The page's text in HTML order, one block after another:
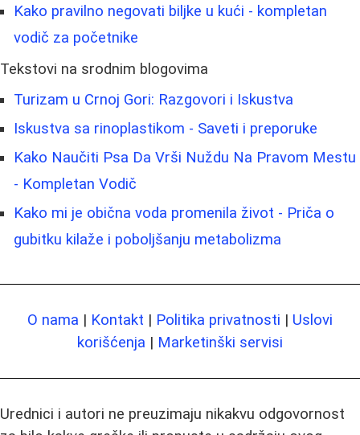
Kako pravilno negovati biljke u kući - kompletan
vodič za početnike
Tekstovi na srodnim blogovima
Turizam u Crnoj Gori: Razgovori i Iskustva
Iskustva sa rinoplastikom - Saveti i preporuke
Kako Naučiti Psa Da Vrši Nuždu Na Pravom Mestu
- Kompletan Vodič
Kako mi je obična voda promenila život - Priča o
gubitku kilaže i poboljšanju metabolizma
O nama | Kontakt | Politika privatnosti | Uslovi
korišćenja | Marketinški servisi
Urednici i autori ne preuzimaju nikakvu odgovornost